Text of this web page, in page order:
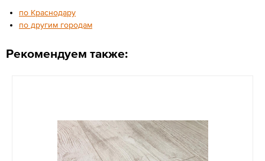
по Краснодару
по другим городам
Рекомендуем также: